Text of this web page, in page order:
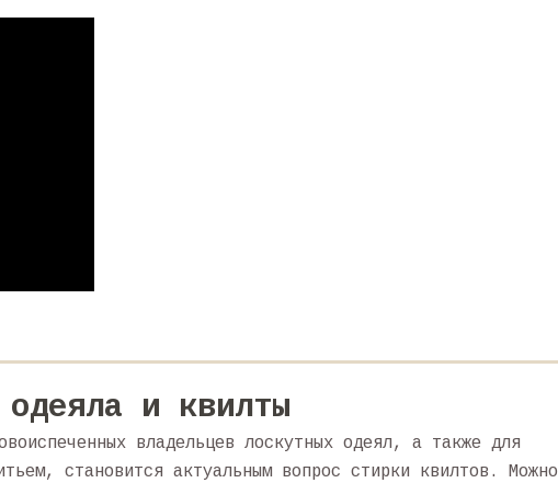
и квилты
владельцев лоскутных одеял, а также для
становится актуальным вопрос стирки квилтов. Можно